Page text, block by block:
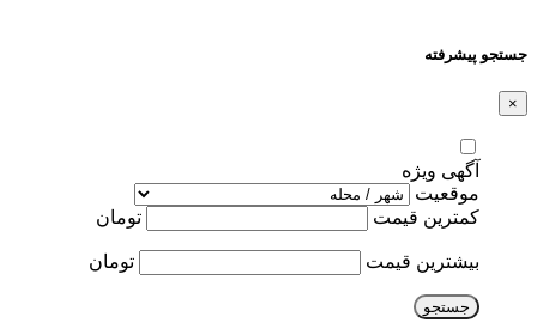
جستجو پیشرفته
×
آگهی ویژه
موقعیت
کمترین قیمت
تومان
بیشترین قیمت تومان
جستجو